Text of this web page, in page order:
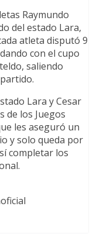
Raymundo
del estado Lara,
atleta disputó 9
con el cupo
saliendo
Lara y Cesar
de los Juegos
les aseguró un
y solo queda por
completar los